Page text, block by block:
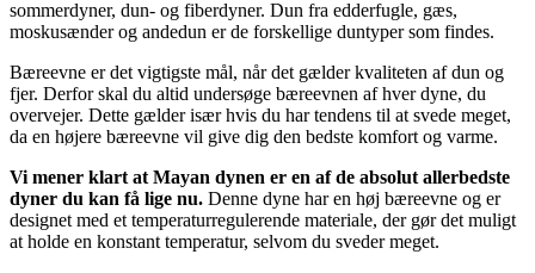
sommerdyner, dun- og fiberdyner. Dun fra edderfugle, gæs,
moskusænder og andedun er de forskellige duntyper som findes.
Bæreevne er det vigtigste mål, når det gælder kvaliteten af dun og
fjer. Derfor skal du altid undersøge bæreevnen af hver dyne, du
overvejer. Dette gælder især hvis du har tendens til at svede meget,
da en højere bæreevne vil give dig den bedste komfort og varme.
Vi mener klart at Mayan dynen er en af de absolut allerbedste
dyner du kan få lige nu. Denne dyne har en høj bæreevne og er
designet med et temperaturregulerende materiale, der gør det muligt
at holde en konstant temperatur, selvom du sveder meget.